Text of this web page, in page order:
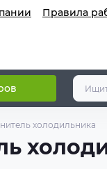
Правила
холодильника